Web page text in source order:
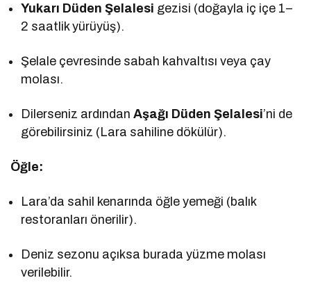
Yukarı Düden Şelalesi gezisi (doğayla iç içe 1–
2 saatlik yürüyüş).
Şelale çevresinde sabah kahvaltısı veya çay
molası.
Dilerseniz ardındanAşağı Düden Şelalesi’ni de
görebilirsiniz (Lara sahiline dökülür).
Öğle:
Lara’da sahil kenarında öğle yemeği (balık
restoranları önerilir).
Deniz sezonu açıksa burada yüzme molası
verilebilir.